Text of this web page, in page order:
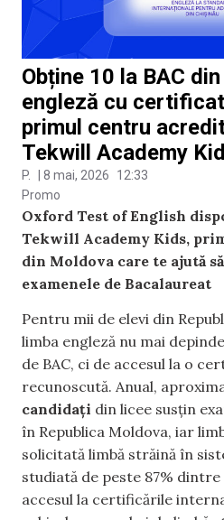
Obține 10 la BAC
engleză cu
primul centru
Tekwill Academy
P. 8 mai, 2026
12:33
Promo
Oxford Test of English
Tekwill Academy Kids,
din Moldova care te ajută
examenele de Bacalaureat
Pentru mii de elevi din
limba engleză nu mai
de BAC, ci de accesul la o
recunoscută. Anual,
candidați din licee susțin
în Republica Moldova, iar
solicitată limbă străină în
studiată de peste 87%
accesul la certificările